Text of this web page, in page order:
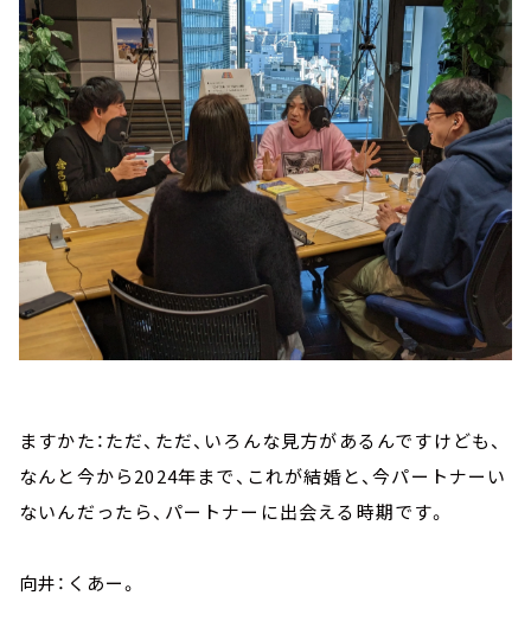
ますかた：ただ、ただ、いろんな見方があるんですけども、
なんと今から2024年まで、これが結婚と、今パートナーい
ないんだったら、パートナーに出会える時期です。
向井：くあー。